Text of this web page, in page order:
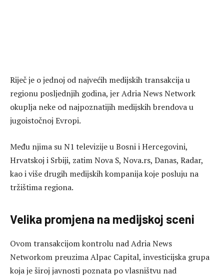
Riječ je o jednoj od najvećih medijskih transakcija u
regionu posljednjih godina, jer Adria News Network
okuplja neke od najpoznatijih medijskih brendova u
jugoistočnoj Evropi.
Među njima su N1 televizije u Bosni i Hercegovini,
Hrvatskoj i Srbiji, zatim Nova S, Nova.rs, Danas, Radar,
kao i više drugih medijskih kompanija koje posluju na
tržištima regiona.
Velika promjena na medijskoj sceni
Ovom transakcijom kontrolu nad Adria News
Networkom preuzima Alpac Capital, investicijska grupa
koja je široj javnosti poznata po vlasništvu nad